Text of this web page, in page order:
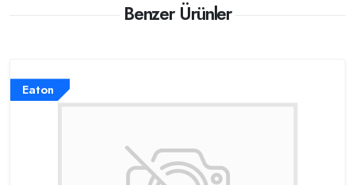
Benzer Ürünler
Eaton